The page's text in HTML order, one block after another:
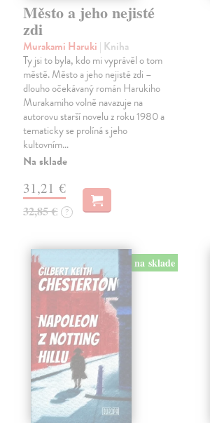
Město a jeho nejisté
zdi
Murakami Haruki | Kniha
Ty jsi to byla, kdo mi vyprávěl o tom
městě. Město a jeho nejisté zdi –
dlouho očekávaný román Harukiho
Murakamiho volně navazuje na
autorovu starší novelu z roku 1980 a
tematicky se prolíná s jeho
kultovním…
Na sklade
31,21 €
32,85 € ?
na sklade